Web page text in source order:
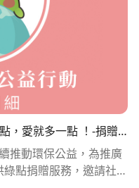
無名氏(11/7匯款)100
5匯款)1000無名氏(12/
黃映琁900陳*德900
900張旭廷800Blythe
童郁倫600程翎600蘇
600陳怡君600Katree
蔡姄珂500林*惠5
*華(劃撥)500陳俊男30
廖冠程300賴*慧300劉
300王皓300陳*鈞300
綵婕250黃香慈250張家
，愛就多一點 ！-捐贈
87 2023-12-27 16:57:16.100 7051224724 1,000 88 2023-12-27 20:20:50.070 1212746128 1,000 89 2023-12-27 20:20:50.337 4442816677 1,000 90 2023-12-27 20:20:50.680 0715756170 1,000 91 2023-12-27 22:30:43.807 8777316602 1,000 92 2023-12-28 10:43:01.933 2244637013 1,000 93 2023-12-28 11:44:17.937 1830701108 1,000 94 2023-12-28 14:29:13.880 2012713061 1,000 95 2023-12-28 14:29:15.537 4846153624 1,000 96 2023-12-28 14:29:16.537 4547114056 1,000 97 2023-12-29 16:10:27.717 0042752854 1,000 98 2023-12-29 16:10:28.013 1106713820 1,000 99 2023-12-29 16:10:28.280 5822460816 1,000 100 2023-12-30 12:31:04.560 0240634084 1,000 101 2023-12-30 13:35:02.693 7062838830 1,000 102 2023-12-30 13:59:04.627 3772176613 1,000 103 2023-12-30 21:01:25.793 2440346548 1,000 104 2023-12-30 22:07:47.240 0258232203 1,000 105 2023-12-30 22:07:47.537 2073604445 1,000 106 2023-12-30 22:07:47.960 2588562806 1,000 107 2023-12-30 22:07:48.397 6380143622 1,000 108 2023-12-30 22:07:48.723 0124614754 1,000 109 2023-12-31 10:53:15.517 4774473100 1,000 110 2023-12-31 14:12:46.890 7021568715 1,000 111 2023-12-31 19:43:21.220 2230167316 1,000 112 2023-12-31 21:21:24.733 8363722787 1,000 113 2023-12-31 21:28:01.867 6414885181 1,000 114 2023-12-31 23:25:33.870 2683114431 1,000 115 2023-12-31 23:25:34.167 0133863316 1,000 115,000 2023十一月捐贈明細 環保集點特約商消點明細 特約商：社團法人台灣友善動物協會 項次 捐贈日期 捐贈序號 捐贈面額(點數) 1 2023-11-11 22:20:51.963 7848442334 1,000 2 2023-11-11 22:20:52.340 6388301311 1,000 3 2023-11-11 22:20:52.603 3333662860 1,000 4 2023-11-11 22:51:24.013 2810338628 1,000 5 2023-11-13 20:40:46.727 1087677666 1,000 6 2023-11-16 09:17:21.100 0048436130 1,000 7 2023-11-20 12:40:21.880 0038654631 1,000 8 2023-11-23 17:02:46.183 4045246363 1,000 9 2023-11-23 17:02:46.557 5035866231 1,000 9,000 2023十月捐贈明細 環保集點特約商消點明細 特約商：社團法人台灣友善動物協會 項次 捐贈日期 捐贈序號 捐贈面額(點數) 1 2023-10-12 13:25:33.743 2351076823 1,000 2 2023-10-12 13:25:34.243 7042670137 1,000 3 2023-10-12 13:25:34.617 3242208411 1,000 4 2023-10-12 13:25:34.853 0430855022 1,000 5 2023-10-28 22:08:08.133 1436455526 1,000 6 2023-10-31 00:36:58.160 2483388513 1,000 7 2023-10-31 03:42:44.147 8467031556 1,000 7,000 2023九月捐贈明細 環保集點特約商消點明細 特約商：社團法人台灣友善動物協會 項次 捐贈日期 捐贈序號 捐贈面額(點數) 1 2023-09-03 14:30:08.820 1840670788 1,000 2 2023-09-09 01:01:34.423 2656466660 1,000 3 2023-09-17 12:47:21.873 5438811836 1,000 4 2023-09-17 12:47:22.060 5426053337 1,000 5 2023-09-21 04:21:12.820 3640855533 1,000 6 2023-09-30 21:17:09.457 7368377264 1,000 6,000 2023八月捐贈明細 環保集點特約商消點明細 特約商：社團法人台灣友善動物協會 項次 捐贈日期 捐贈序號 捐贈面額(點數) 1 2023-08-02 21:55:40.257 1376178581 1,000 2 2023-08-02 21:55:40.430 5564640265 1,000 2,000 2023七月捐贈明細 環保集點特約商消點明細 特約商：社團法人台灣友善動物協會 項次 捐贈日期 捐贈序號 捐贈面額(點數) 1 2023-07-02 14:06:35.290 1382703237 1,000 2 2023-07-17 20:25:15.980 7471381510 1,00